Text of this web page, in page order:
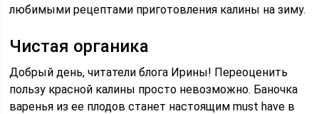
любимыми рецептами приготовления калины на зиму.
Чистая органика
Добрый день, читатели блога Ирины! Переоценить
пользу красной калины просто невозможно. Баночка
варенья из ее плодов станет настоящим must have в